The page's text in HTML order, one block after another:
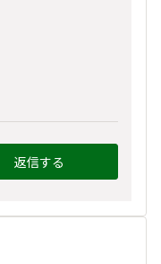
返信する